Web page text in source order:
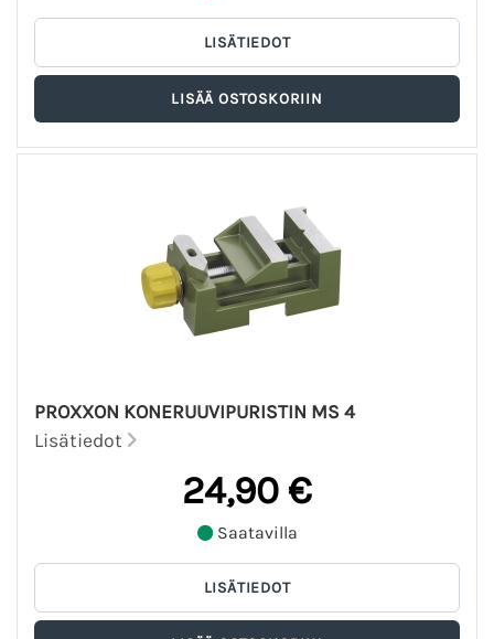
PROXXON KONERUUVIPURISTIN MS 4
Lisätiedot
24,90 €
Saatavilla